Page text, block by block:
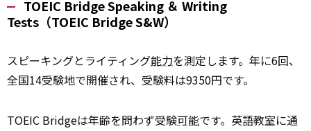
TOEIC Bridge Speaking ＆ Writing
Tests（TOEIC Bridge S&W）
スピーキングとライティング能力を測定します。年に6回、
全国14受験地で開催され、受験料は9350円です。
TOEIC Bridgeは年齢を問わず受験可能です。英語教室に通